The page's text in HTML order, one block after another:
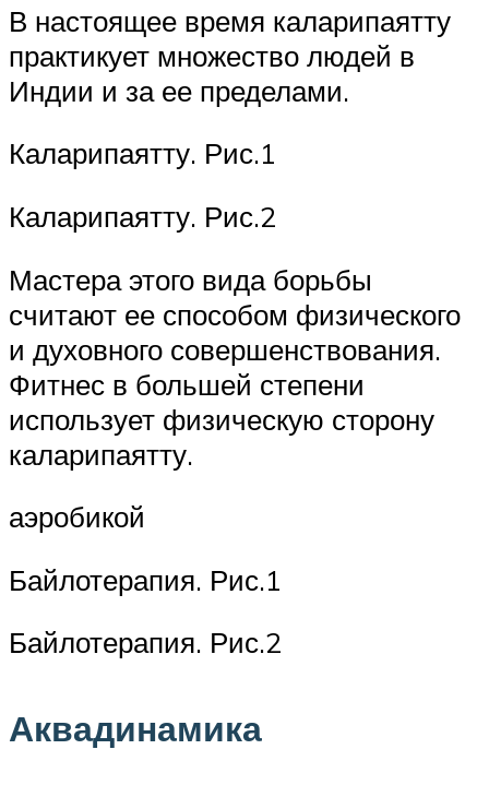
В настоящее время каларипаятту
практикует множество людей в
Индии и за ее пределами.
Каларипаятту. Рис.1
Каларипаятту. Рис.2
Мастера этого вида борьбы
считают ее способом физического
и духовного совершенствования.
Фитнес в большей степени
использует физическую сторону
каларипаятту.
аэробикой
Байлотерапия. Рис.1
Байлотерапия. Рис.2
Аквадинамика